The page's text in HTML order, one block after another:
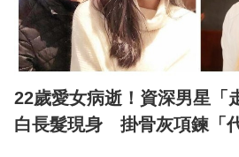
22歲愛女病逝！資深男星「
白長髮現身 掛骨灰項鍊「